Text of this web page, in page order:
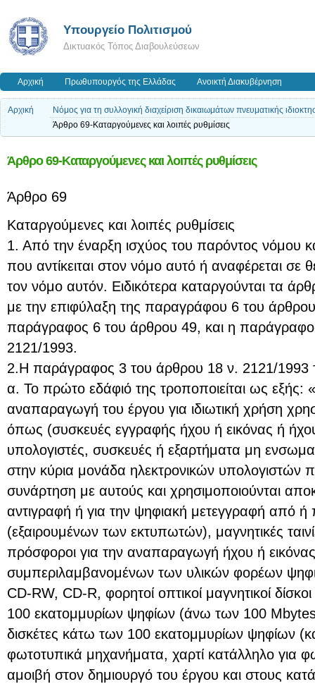
Υπουργείο Πολιτισμού
Δικτυακός Τόπος Διαβουλεύσεων
Αρχική Πρωθυπουργός της Ελλάδας Ανοικτή Διακυβέρνηση
Αρχική
Νόμος για τη συλλογική διαχείριση δικαιωμάτων πνευματικής
Άρθρο 69-Καταργούμενες και λοιπές ρυθμίσεις
Άρθρο 69-Καταργούμενες και λοιπές ρυθμίσεις
Άρθρο 69
Καταργούμενες και λοιπές ρυθμίσεις
1. Από την έναρξη ισχύος του παρόντος νόμου
που αντίκειται στον νόμο αυτό ή αναφέρεται σε
τον νόμο αυτόν. Ειδικότερα καταργούνται τα
με την επιφύλαξη της παραγράφου 6 του
παράγραφος 6 του άρθρου 49, και η
2121/1993.
2.Η παράγραφος 3 του άρθρου 18 ν. 2121/1993
α. Το πρώτο εδάφιό της τροποποιείται ως εξής:
αναπαραγωγή του έργου για ιδιωτική χρήση
όπως (συσκευές εγγραφής ήχου ή εικόνας ή ήχου
υπολογιστές, συσκευές ή εξαρτήματα μη
στην κύρια μονάδα ηλεκτρονικών υπολογιστών
συνάρτηση με αυτούς και χρησιμοποιούνται
αντιγραφή ή για την ψηφιακή μετεγγραφή από
(εξαιρουμένων των εκτυπωτών), μαγνητικές
πρόσφοροι για την αναπαραγωγή ήχου ή
συμπεριλαμβανομένων των υλικών φορέων
CD-RW, CD-R, φορητοί οπτικοί μαγνητικοί
100 εκατομμυρίων ψηφίων (άνω των 100
δισκέτες κάτω των 100 εκατομμυρίων ψηφίων
φωτοτυπικά μηχανήματα, χαρτί κατάλληλο για
αμοιβή στον δημιουργό του έργου και στους